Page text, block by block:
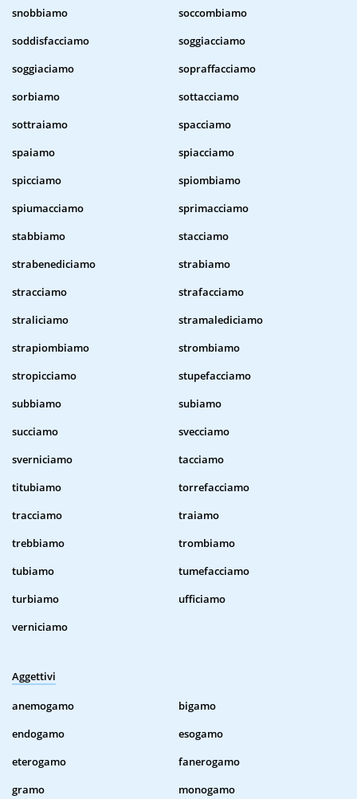
snobbiamo
soccombiamo
soddisfacciamo
soggiacciamo
soggiaciamo
sopraffacciamo
sorbiamo
sottacciamo
sottraiamo
spacciamo
spaiamo
spiacciamo
spicciamo
spiombiamo
spiumacciamo
sprimacciamo
stabbiamo
stacciamo
strabenediciamo
strabiamo
stracciamo
strafacciamo
straliciamo
stramalediciamo
strapiombiamo
strombiamo
stropicciamo
stupefacciamo
subbiamo
subiamo
succiamo
svecciamo
sverniciamo
tacciamo
titubiamo
torrefacciamo
tracciamo
traiamo
trebbiamo
trombiamo
tubiamo
tumefacciamo
turbiamo
ufficiamo
verniciamo
Aggettivi
anemogamo
bigamo
endogamo
esogamo
eterogamo
fanerogamo
gramo
monogamo